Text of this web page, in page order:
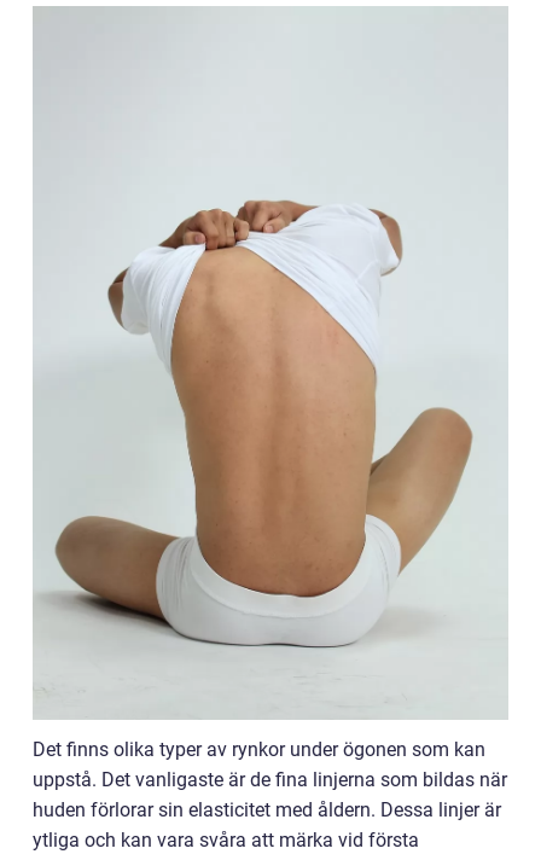
Det finns olika typer av rynkor under ögonen som kan
uppstå. Det vanligaste är de fina linjerna som bildas när
huden förlorar sin elasticitet med åldern. Dessa linjer är
ytliga och kan vara svåra att märka vid första